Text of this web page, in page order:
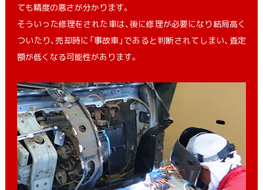
ても精度の悪さが分かります。
そういった修理をされた車は、後に修理が必要になり結局高く
ついたり、売却時に「事故車」であると判断されてしまい、査定
額が低くなる可能性があります。